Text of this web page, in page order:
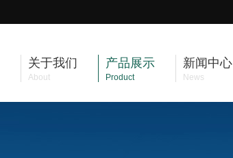
关于我们
About
产品展示
Product
新闻中心
News